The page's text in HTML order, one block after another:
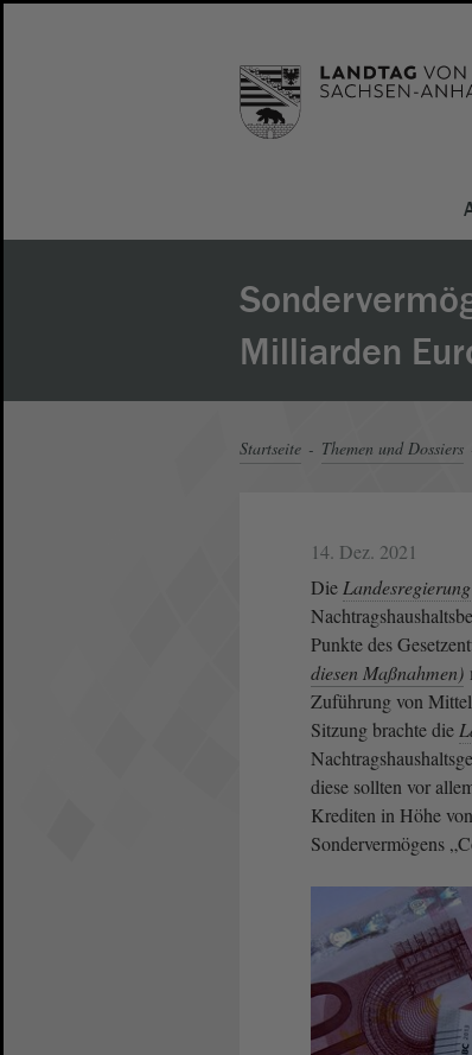
Milliarden
Startseite Themen und Dossiers
14. Dez. 2021
Die Landesregierung
Punkte des
diesen Maßnahmen)
Zuführung von
Sitzung brachte die
diese sollten vor
Krediten in Höhe
Sondervermögens